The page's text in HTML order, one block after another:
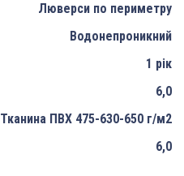
Люверси по периметру
Водонепроникний
1 рік
6,0
Тканина ПВХ 475-630-650 г/м2
6,0